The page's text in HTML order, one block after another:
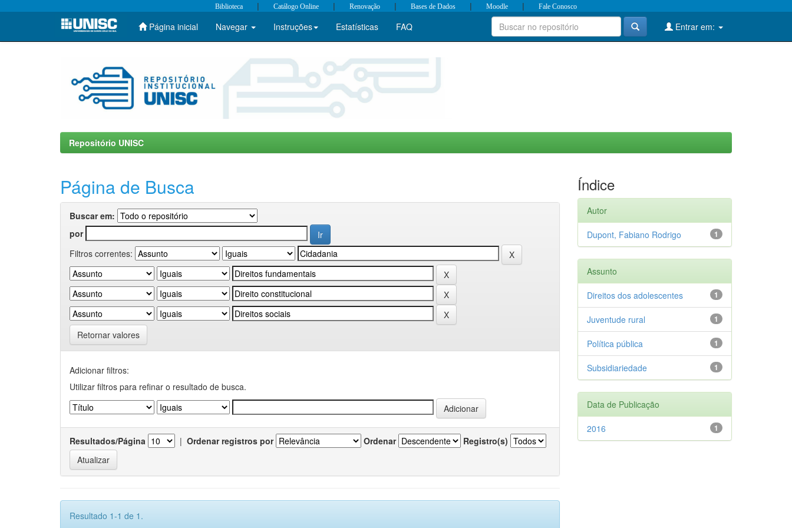
Skip
Biblioteca | Catálogo Online | Renovação | Bases de Dados | Moodle | Fale Conosco
Página inicial Navegar Instruções Estatísticas FAQ Entrar em:
Repositório UNISC
Página de Busca
Buscar em:
por
Filtros correntes:
Retornar valores
Adicionar filtros:
Utilizar filtros para refinar o resultado de busca.
Resultados/Página | Ordenar registros por Ordenar Registro(s)
Resultado 1-1 de 1.
Índice
Autor
1
Dupont, Fabiano Rodrigo
Assunto
1
Direitos dos adolescentes
1
Juventude rural
1
Política pública
1
Subsidiariedade
Data de Publicação
1
2016